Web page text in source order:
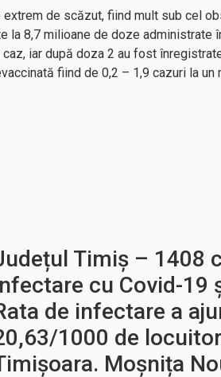
de scăzut, fiind mult sub cel
8,7 milioane de doze administrate
iar după doza 2 au fost
fiind de 0,2 – 1,9 cazuri la un
Timiș – 1408
cu Covid-19
de infectare a
1000 de
Moșnița